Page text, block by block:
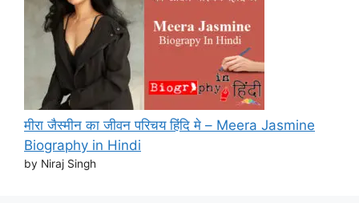
मीरा जैस्मीन का जीवन परिचय हिंदि मे – Meera Jasmine
Biography in Hindi
by Niraj Singh